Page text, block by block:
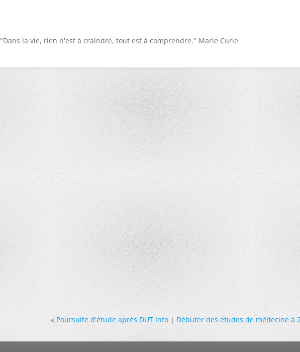
"Dans la vie, rien n'est à craindre, tout est à comprendre." Marie Curie
« Poursuite d'étude après DUT Info|Débuter des études de médecine à